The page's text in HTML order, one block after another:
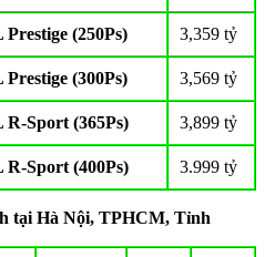
(250Ps) 3,359 tỷ
(300Ps) 3,569 tỷ
R-Sport (365Ps) 3,899 tỷ
R-Sport (400Ps) 3.999 tỷ
tại Hà Nội, TPHCM, Tỉnh